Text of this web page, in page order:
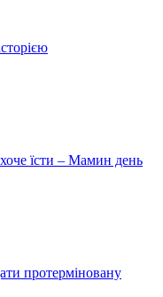
їсти – Мамин день
протерміновану